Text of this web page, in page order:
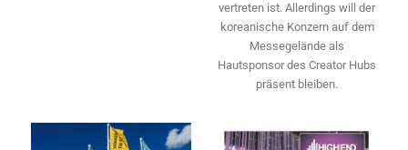
vertreten ist. Allerdings will ­der
koreanische Konzern auf dem
Messegelände als
Hautsponsor des Creator Hubs
präsent bleiben.